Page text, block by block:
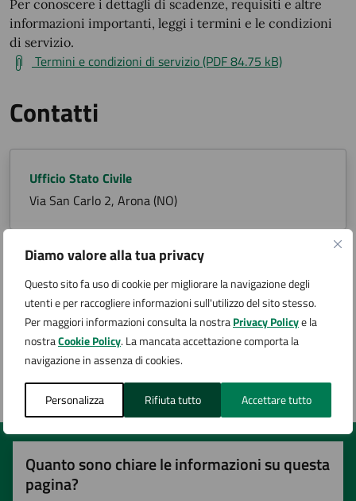
Diamo valore alla tua privacy
Questo sito fa uso di cookie per migliorare la navigazione degli
utenti e per raccogliere informazioni sull'utilizzo del sito stesso.
Per maggiori informazioni consulta la nostraPrivacy Policye la
nostraCookie Policy. La mancata accettazione comporta la
navigazione in assenza di cookies.
Personalizza Rifiuta tutto Accettare tutto
Per conoscere i dettagli di scadenze, requisiti e altre
informazioni importanti, leggi i termini e le condizioni
di servizio.
Termini e condizioni di servizio (PDF 84.75 kB)
Contatti
Ufficio Stato Civile
Via San Carlo 2, Arona (NO)
Argomenti:
Morte
Pagina aggiornata il 28/01/2025
Quanto sono chiare le informazioni su questa
pagina?